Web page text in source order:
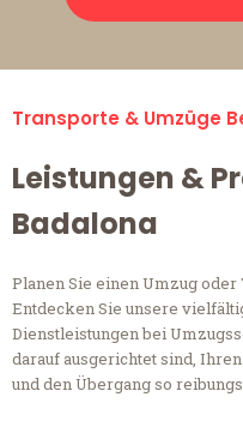
Transporte & Umzüge
Leistungen &
Badalona
Planen Sie einen Umzug
Entdecken Sie unsere
Dienstleistungen bei
darauf ausgerichtet sind,
und den Übergang so